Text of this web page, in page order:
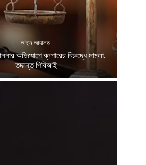
আইন আদালত
অভিযোগে ব্লগারের বিরুদ্ধে মামলা,
তদন্তে পিবিআই